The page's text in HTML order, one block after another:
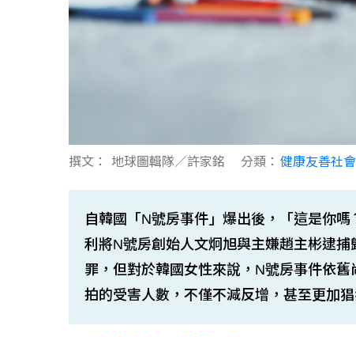
撰文： 地球圖輯隊／許家銘 分類： 健康友善社會
自韓國「N號房事件」爆出後，「這是你
利將N號房創始人文炯旭與主嫌趙主彬逮
罪，但對於韓國女性來說，N號房事件依
拍的受害人數，不僅不減反增，甚至更加猖